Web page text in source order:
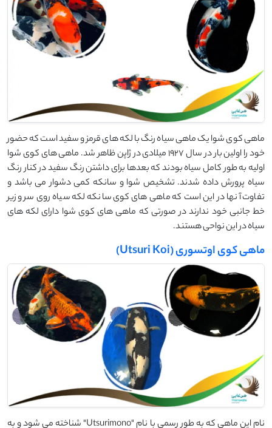
ماهی کوی شوا یک ماهی سیاه رنگ با لکه های قرمز و سفید است که حضور
خود را اولین بار در سال 1927 میلادی در ژاپن ظاهر شد. ماهی های کوی شوا
اولیه به طور کامل سیاه بودند که بعدها برای داشتن رنگ سفید در کنار رنگ
سیاه پرورش داده شدند. تشخیص شوا و سانکه کمی دشوار می باشد و
تفاوت آنها در این است که ماهی های کوی سانکه لکه سیاه روی سر و زیر
خط جانبی خود ندارند در صورتی که ماهی های کوی شوا دارای لکه های
سیاه در این نواحی هستند.
ماهی کوی اوتسوری (Utsuri Koi)
نام این ماهی که به طور رسمی با نام "Utsurimono" شناخته می شود و به